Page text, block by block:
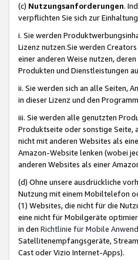
(c) Nutzungsanforderungen.
verpflichten Sie sich zur
i. Sie werden
Lizenz nutzen.Sie werden
einer anderen Weise nutzen,
Produkten und Dienstleistungen
ii. Sie werden sich an alle Seiten,
in dieser Lizenz und den
iii. Sie werden alle genutzten
Produktseite oder sonstige Seite,
nicht mit anderen Websites als
Amazon-Website lenken (wobei
anderen Websites als einer
(d) Ohne unsere ausdrückliche
Nutzung mit einem Mobiltelefon
(1) Websites, die nicht für die
eine nicht für Mobilgeräte
in den Richtlinie für Mobile
Satellitenempfangsgeräte,
Cast oder Vizio Internet-Apps).